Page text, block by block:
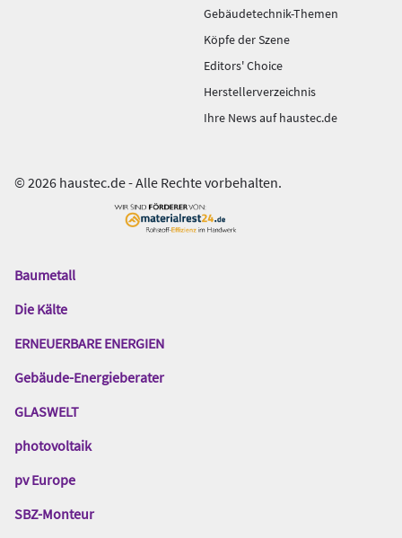
Gebäudetechnik-Themen
Köpfe der Szene
Editors' Choice
Herstellerverzeichnis
Ihre News auf haustec.de
© 2026 haustec.de - Alle Rechte vorbehalten.
Das
Gentner
Baumetall
Die Kälte
ERNEUERBARE ENERGIEN
Gebäude-Energieberater
GLASWELT
photovoltaik
pv Europe
SBZ-Monteur